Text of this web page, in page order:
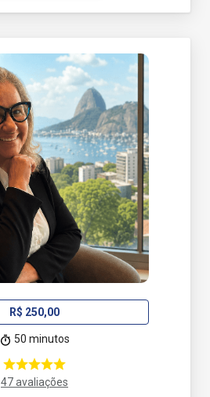
R$ 250,00
50 minutos
47 avaliações